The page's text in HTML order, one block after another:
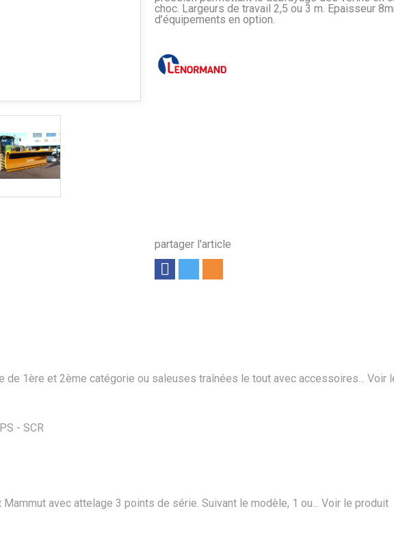
partager l'article
choc. Largeurs de travail 2,5 ou 3 m. Epaisseur
d’équipements en option.
1ère et 2ème catégorie ou saleuses traînées le tout avec accessoires... Voir
- SCR
avec attelage 3 points de série. Suivant le modèle, 1 ou... Voir le produit